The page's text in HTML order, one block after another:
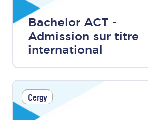
Bachelor ACT -
Admission sur titre
international
Cergy